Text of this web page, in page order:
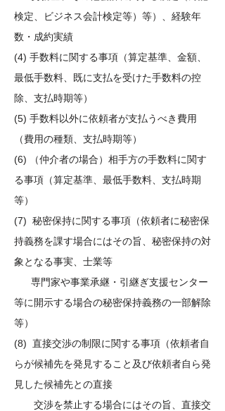
検定、ビジネス会計検定等）等）、経験年
数・成約実績
(4) 手数料に関する事項（算定基準、金額、
最低手数料、既に支払を受けた手数料の控
除、支払時期等）
(5) 手数料以外に依頼者が支払うべき費用
（費用の種類、支払時期等）
(6) （仲介者の場合）相手方の手数料に関す
る事項（算定基準、最低手数料、支払時期
等）
(7) 秘密保持に関する事項（依頼者に秘密保
持義務を課す場合にはその旨、秘密保持の対
象となる事実、士業等
専門家や事業承継・引継ぎ支援センター
等に開示する場合の秘密保持義務の一部解除
等）
(8) 直接交渉の制限に関する事項（依頼者自
らが候補先を発見すること及び依頼者自ら発
見した候補先との直接
交渉を禁止する場合にはその旨、直接交